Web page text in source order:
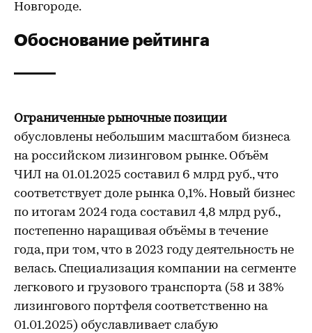
Новгороде.
Обоснование рейтинга
Ограниченные рыночные позиции
обусловлены небольшим масштабом бизнеса
на российском лизинговом рынке. Объём
ЧИЛ на 01.01.2025 составил 6 млрд руб., что
соответствует доле рынка 0,1%. Новый бизнес
по итогам 2024 года составил 4,8 млрд руб.,
постепенно наращивая объёмы в течение
года, при том, что в 2023 году деятельность не
велась. Специализация компании на сегменте
легкового и грузового транспорта (58 и 38%
лизингового портфеля соответственно на
01.01.2025) обуславливает слабую